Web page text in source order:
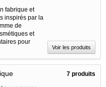
fabrique et
inspirés par la
de
et
pour
Voir les produits
7 produits